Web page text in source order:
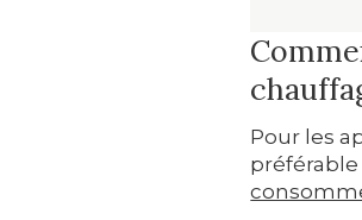
Pour les
préférable